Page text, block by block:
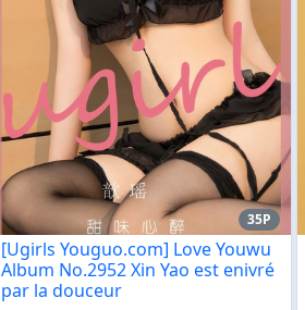
35P
[Ugirls Youguo.com] Love Youwu
Album No.2952 Xin Yao est enivré
par la douceur